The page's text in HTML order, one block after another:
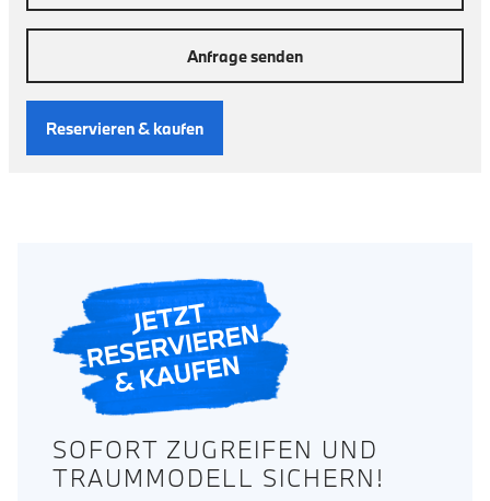
Anfrage senden
Reservieren & kaufen
SOFORT ZUGREIFEN UND
TRAUMMODELL SICHERN!